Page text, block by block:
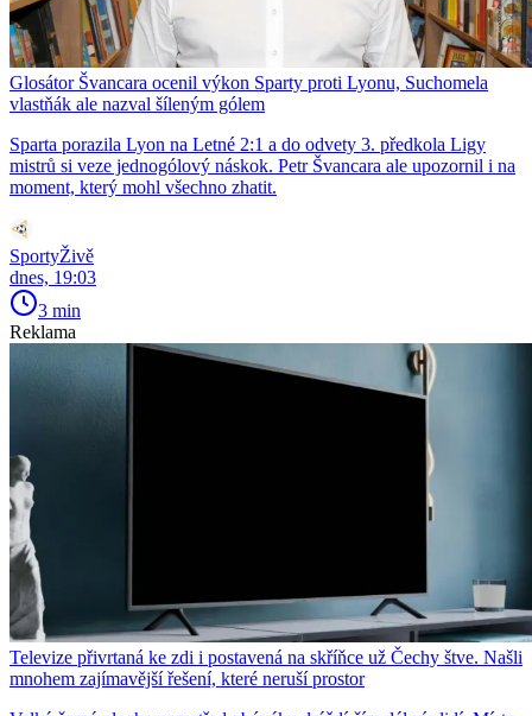
Glosátor Švancara ocenil výkon Sparty proti Lyonu, Suchomela
vlastňák ale nazval šíleným gólem
Sparta porazila Lyon na Letné 2:1 a do odvety 3. předkola Ligy
mistrů si veze jednogólový náskok. Petr Švancara ale upozornil i na
moment, který mohl všechno zhatit.
SportyŽivě
dnes, 19:03
3 min
Reklama
Televize přivrtaná ke zdi i postavená na skříňce už Čechy štve. Našli
mnohem zajímavější řešení, které neruší prostor